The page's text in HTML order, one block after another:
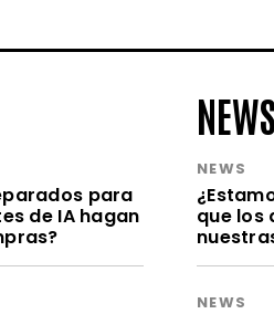
para
de IA hagan
NEWS
NEWS
que los
NEWS